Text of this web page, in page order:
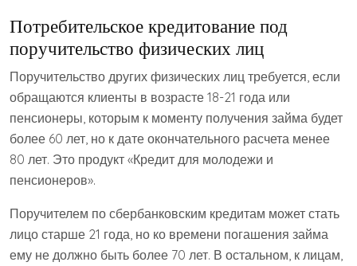
Потребительское кредитование под
поручительство физических лиц
Поручительство других физических лиц требуется, если
обращаются клиенты в возрасте 18-21 года или
пенсионеры, которым к моменту получения займа будет
более 60 лет, но к дате окончательного расчета менее
80 лет. Это продукт «Кредит для молодежи и
пенсионеров».
Поручителем по сбербанковским кредитам может стать
лицо старше 21 года, но ко времени погашения займа
ему не должно быть более 70 лет. В остальном, к лицам,